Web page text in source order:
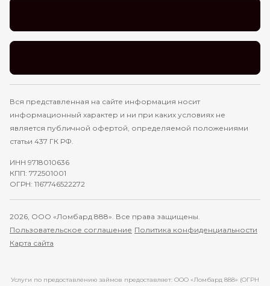
Вся представленная на сайте информация носит
информационный характер и ни при каких условиях не
является публичной офертой, определяемой положениями
статьи 437 ГК РФ.
ИНН 9718010636
КПП: 772501001
ОГРН: 1167746522272
2026, ООО «Ломбард 888». Все права защищены.
Пользовательское соглашение Политика конфиденциальности
Карта сайта
Услуги по предоставлению займов предоставляет: ООО «Ломбард 888» (ОГРН